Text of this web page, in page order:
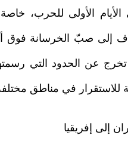
الأيام الأولى للحرب،
إلى صبّ الخرسانة فوق أي
عن الحدود التي
للاستقرار في مناطق
إلى إفريقيا